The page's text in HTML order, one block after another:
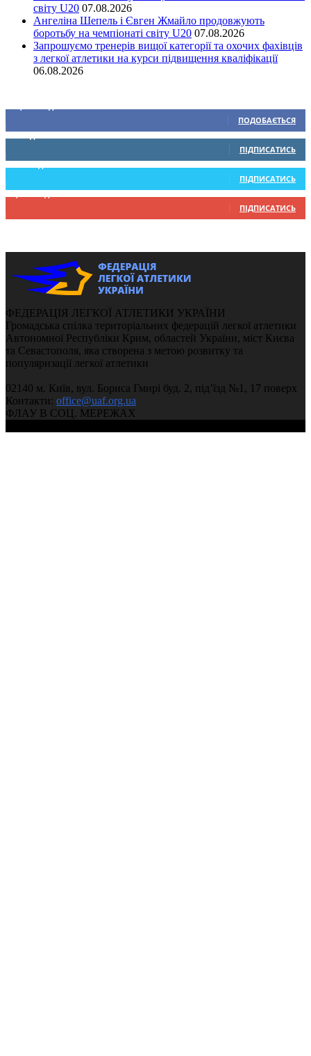
світу U20 07.08.2026
Ангеліна Шепель і Євген Жмайло продовжують
боротьбу на чемпіонаті світу U20 07.08.2026
Запрошуємо тренерів вищої категорії та охочих фахівців
з легкої атлетики на курси підвищення кваліфікації
06.08.2026
ПОДОБАЄТЬСЯ
0 Підписників
ПІДПИСАТИСЬ
234 Підписників
ПІДПИСАТИСЬ
9,370 Підписників
ПІДПИСАТИСЬ
ФЕДЕРАЦІЯ ЛЕГКОЇ АТЛЕТИКИ УКРАЇНИ
Громадська спілка територіальних федерацій легкої атлетики
Автономної Республіки Крим, областей України, міст Києва
та Севастополя, яка створена з метою розвитку та
популяризації легкої атлетики
02140 м. Київ, вул. Бориса Гмирі буд. 2, під’їзд №1, 17 поверх
Контакти: office@uaf.org.ua
ФЛАУ В СОЦ. МЕРЕЖАХ